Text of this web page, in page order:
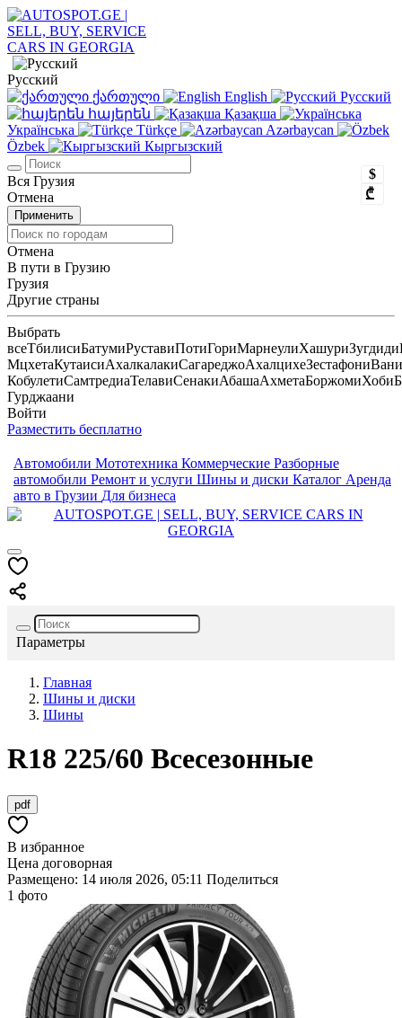
Русский
ქართული
English
Русский
հայերեն
Қазақша
Українська
Türkçe
Azərbaycan
Özbek
Кыргызский
$
₾
Вся Грузия
Отмена
Применить
Отмена
В пути в Грузию
Грузия
Другие страны
Выбрать
всеТбилисиБатумиРуставиПотиГориМарнеулиХашуриЗугдиди
МцхетаКутаисиАхалкалакиСагареджоАхалцихеЗестафониВани
КобулетиСамтредиаТелавиСенакиАбашаАхметаБоржомиХоби
Гурджаани
Войти
Разместить бесплатно
Автомобили Мототехника Коммерческие Разборные
автомобили Ремонт и услуги Шины и диски Каталог Аренда
авто в Грузии Для бизнеса
Параметры
Главная
Шины и диски
Шины
R18 225/60 Всесезонные
pdf
В избранное
Цена договорная
Размещено: 14 июля 2026, 05:11 Поделиться
1 фото